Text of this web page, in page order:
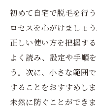
初めて自宅で脱毛を行
ロセスを心がけましょ
正しい使い方を把握す
よく読み、設定や手順
う。次に、小さな範囲
することをおすすめし
未然に防ぐことができ